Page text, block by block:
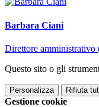
Barbara Ciani
Direttore amministrativo
Questo sito o gli
Personalizza Rifiuta
Gestione cookie